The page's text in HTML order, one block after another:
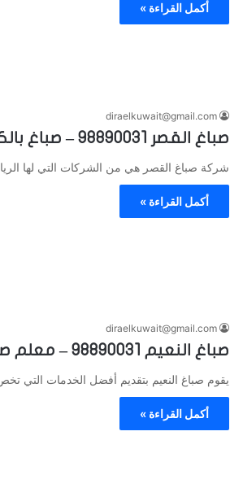
أكمل القراءة »
diraelkuwait@gmail.com
صباغ القصر 98890031 – صباغ بالكويت
شركة صباغ القصر هي من الشركات التي لها
أكمل القراءة »
diraelkuwait@gmail.com
صباغ النعيم 98890031 – معلم صباغ
يقوم صباغ النعيم بتقديم أفضل الخدمات التي
أكمل القراءة »